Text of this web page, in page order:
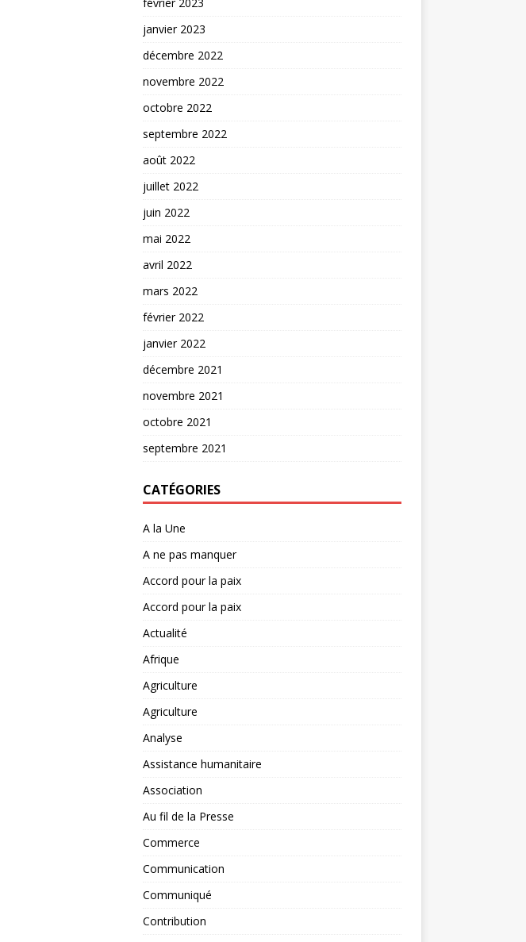
janvier 2023
décembre 2022
novembre 2022
octobre 2022
septembre 2022
août 2022
juillet 2022
juin 2022
mai 2022
avril 2022
mars 2022
février 2022
janvier 2022
décembre 2021
novembre 2021
octobre 2021
septembre 2021
CATÉGORIES
A la Une
A ne pas manquer
Accord pour la paix
Accord pour la paix
Actualité
Afrique
Agriculture
Agriculture
Analyse
Assistance humanitaire
Association
Au fil de la Presse
Commerce
Communication
Communiqué
Contribution